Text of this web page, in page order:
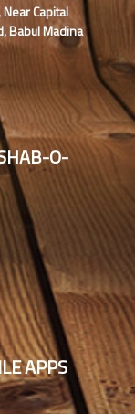
Capital
Babul Madina
O-
APPS